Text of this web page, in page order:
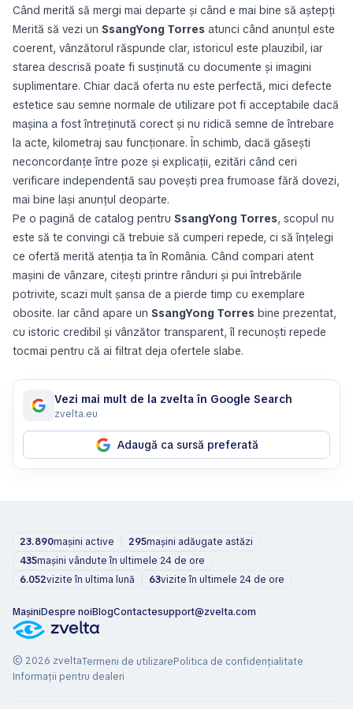
Când merită să mergi mai departe și când e mai bine să aștepți
Merită să vezi un SsangYong Torres atunci când anunțul este
coerent, vânzătorul răspunde clar, istoricul este plauzibil, iar
starea descrisă poate fi susținută cu documente și imagini
suplimentare. Chiar dacă oferta nu este perfectă, mici defecte
estetice sau semne normale de utilizare pot fi acceptabile dacă
mașina a fost întreținută corect și nu ridică semne de întrebare
la acte, kilometraj sau funcționare. În schimb, dacă găsești
neconcordanțe între poze și explicații, ezitări când ceri
verificare independentă sau povești prea frumoase fără dovezi,
mai bine lași anunțul deoparte.
Pe o pagină de catalog pentru SsangYong Torres, scopul nu
este să te convingi că trebuie să cumperi repede, ci să înțelegi
ce ofertă merită atenția ta în România. Când compari atent
mașini de vânzare, citești printre rânduri și pui întrebările
potrivite, scazi mult șansa de a pierde timp cu exemplare
obosite. Iar când apare un SsangYong Torres bine prezentat,
cu istoric credibil și vânzător transparent, îl recunoști repede
tocmai pentru că ai filtrat deja ofertele slabe.
Vezi mai mult de la zvelta în Google Search
zvelta.eu
Adaugă ca sursă preferată
23.890mașini active 295mașini adăugate astăzi
435mașini vândute în ultimele 24 de ore
6.052vizite în ultima lună 63vizite în ultimele 24 de ore
MașiniDespre noiBlogContactesupport@zvelta.com
© 2026 zveltaTermeni de utilizarePolitica de confidențialitate
Informații pentru dealeri